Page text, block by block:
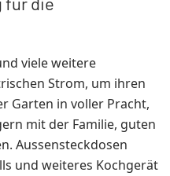
viele weitere
Strom, um ihren
Garten in voller Pracht,
mit der Familie, guten
Aussensteckdosen
und weiteres Kochgerät